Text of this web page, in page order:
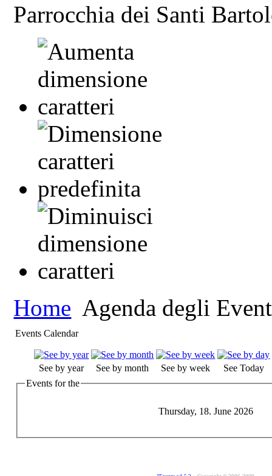
Parrocchia dei Santi
Home Agenda degli
Events Calendar
See by year See by month See by week
See Today
Events for the
Thursday, 18. June 2026